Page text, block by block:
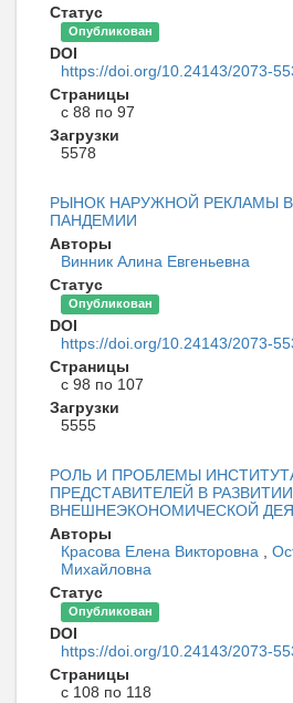
Статус
Опубликован
DOI
https://doi.org/10.24143/2073-
Страницы
с 88 по 97
Загрузки
5578
РЫНОК НАРУЖНОЙ РЕКЛАМЫ
ПАНДЕМИИ
Авторы
Винник Алина Евгеньевна
Статус
Опубликован
DOI
https://doi.org/10.24143/2073-
Страницы
с 98 по 107
Загрузки
5555
РОЛЬ И ПРОБЛЕМЫ
ПРЕДСТАВИТЕЛЕЙ В РАЗВИТИИ
ВНЕШНЕЭКОНОМИЧЕСКОЙ
Авторы
Красова Елена Викторовна ,
Михайловна
Статус
Опубликован
DOI
https://doi.org/10.24143/2073-
Страницы
с 108 по 118